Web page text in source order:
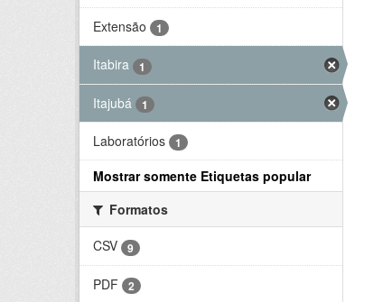
Extensão 1
Itabira 1
Itajubá 1
Laboratórios 1
Mostrar somente Etiquetas popular
Formatos
CSV
9
PDF 2